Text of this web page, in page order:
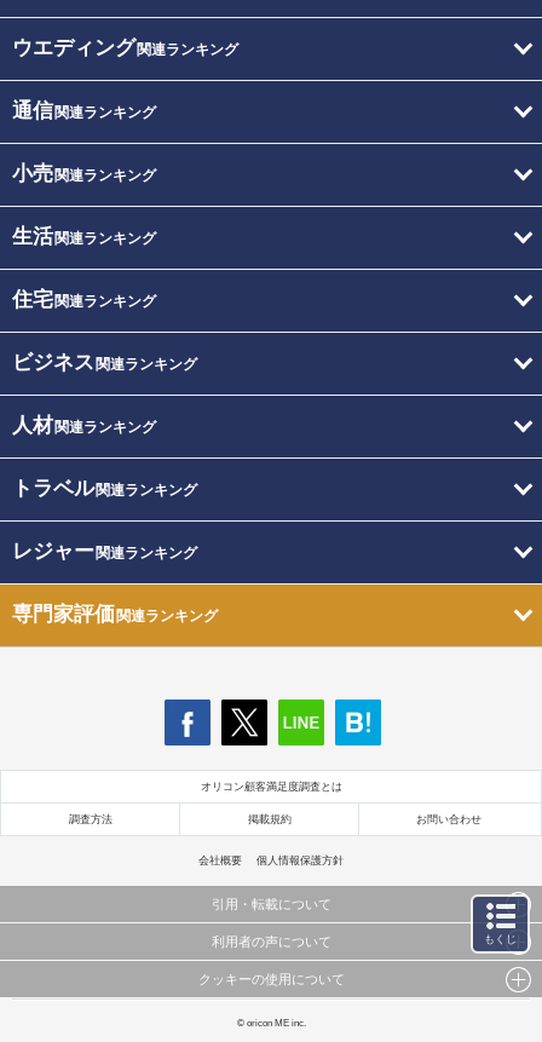
ウエディング関連ランキング
通信関連ランキング
小売関連ランキング
生活関連ランキング
住宅関連ランキング
ビジネス 関連ランキング
人材関連ランキング
トラベル関連ランキング
レジャー関連ランキング
専門家評価関連ランキング
オリコン顧客満足度調査とは
調査方法 掲載規約 お問い合わせ
会社概要 個人情報保護方針
引用・転載について
当サイトで公開されている情報（文字、写真、イラスト、画像データ等）及びこれらの配置・
これらの情報を権利者の許可なく無断転載・複製などの二次利用を行うことは固く禁じており
利用者の声について
当サイトに掲載している内容はすべてサービスの利用者が提出された見解・感想です。
弊社の見解・ 意見ではないことをご理解いただいた上でご覧ください。
クッキーの使用について
このサイトでは Cookie を使用して、ユーザーに合わせたコンテンツや広告の表示、ソーシャル
© oricon ME inc.
もくじ